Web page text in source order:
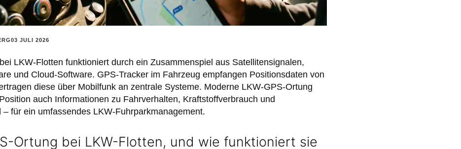
03 JULI 2026
LKW-Flotten funktioniert durch ein Zusammenspiel aus Satellitensignalen,
und Cloud-Software. GPS-Tracker im Fahrzeug empfangen Positionsdaten von
diese über Mobilfunk an zentrale Systeme. Moderne LKW-GPS-Ortung
auch Informationen zu Fahrverhalten, Kraftstoffverbrauch und
– für ein umfassendes LKW-Fuhrparkmanagement.
Ortung bei LKW-Flotten, und wie funktioniert sie